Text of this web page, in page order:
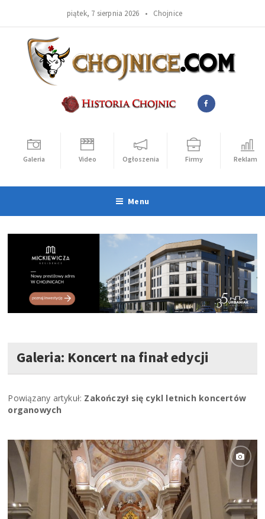
piątek, 7 sierpnia 2026 • Chojnice
Galeria Video Ogłoszenia Firmy Reklama
Menu
Galeria: Koncert na finał edycji
Powiązany artykuł: Zakończył się cykl letnich koncertów
organowych